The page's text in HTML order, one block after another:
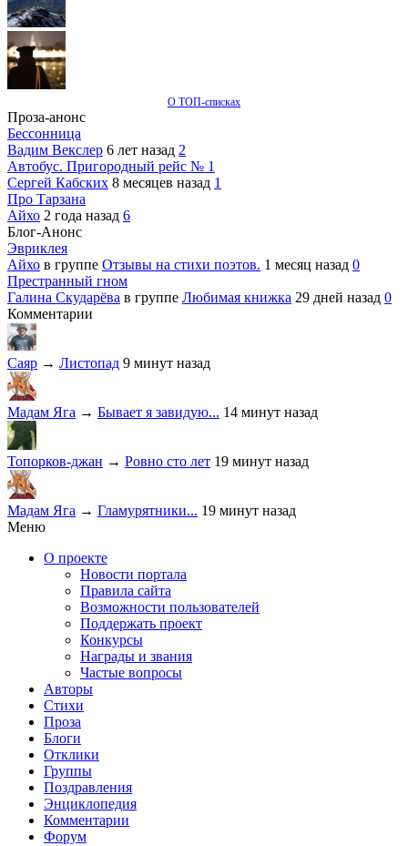
О ТОП-списках
Проза-анонс
Бессонница
Вадим Векслер 6 лет назад 2
Автобус. Пригородный рейс № 1
Сергей Кабских 8 месяцев назад 1
Про Тарзана
Айхо 2 года назад 6
Блог-Анонс
Эвриклея
Айхо в группе Отзывы на стихи поэтов. 1 месяц назад 0
Престранный гном
Галина Скударёва в группе Любимая книжка 29 дней назад 0
Комментарии
Саяр → Листопад 9 минут назад
Мадам Яга → Бывает я завидую... 14 минут назад
Топорков-джан → Ровно сто лет 19 минут назад
Мадам Яга → Гламурятники... 19 минут назад
Меню
О проекте
Новости портала
Правила сайта
Возможности пользователей
Поддержать проект
Конкурсы
Награды и звания
Частые вопросы
Авторы
Стихи
Проза
Блоги
Отклики
Группы
Поздравления
Энциклопедия
Комментарии
Форум